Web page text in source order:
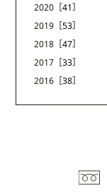
2020 ［41］
2019 ［53］
2018 ［47］
2017 ［33］
2016 ［38］